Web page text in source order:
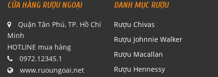
CỬA HÀNG RƯỢU NGOẠI
Quận Tân Phú, TP. Hồ Chí
Minh
HOTLINE mua hàng
0972.12345.1
www.ruoungoai.net
DANH MỤC RƯỢU
Rượu Chivas
Rượu Johnnie Walker
Rượu Macallan
Rượu Hennessy